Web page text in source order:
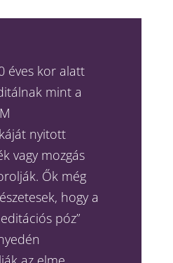
éves kor alatt
mint a
nyitott
vagy mozgás
Ők még
hogy a
póz”